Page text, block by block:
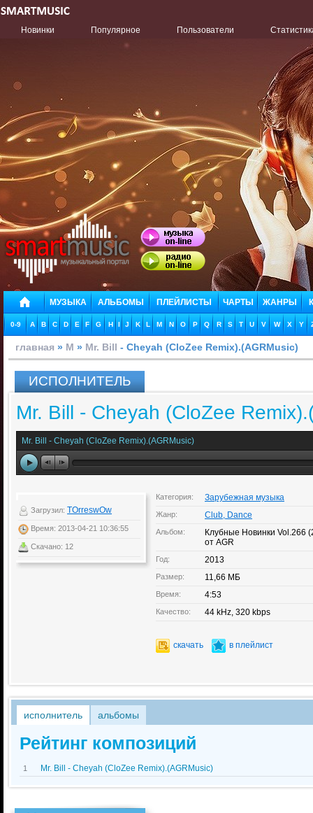
Новинки Популярное Пользователи
МУЗЫКА АЛЬБОМЫ ПЛЕЙЛИСТЫ ЧАРТЫ ЖАНРЫ
0-9 A B C D E F G H I J K L M N O P Q R S T U V W X Y
главная » M » Mr. Bill - Cheyah (CloZee Remix).(AGRMusic)
ИСПОЛНИТЕЛЬ
Mr. Bill - Cheyah (CloZee
Mr. Bill - Cheyah (CloZee Remix).(AGRMusic)
Загрузил: TOrreswOw
Время: 2013-04-21 10:36:55
Скачано: 12
Категория: Зарубежная музыка
Жанр: Club, Dance
Альбом:
Клубные Новинки Vol.266
от AGR
Год: 2013
Размер: 11,66 МБ
Время: 4:53
Качество: 44 kHz, 320 kbps
скачать в плейлист
исполнитель альбомы
Рейтинг композиций
1 Mr. Bill - Cheyah (CloZee Remix).(AGRMusic)